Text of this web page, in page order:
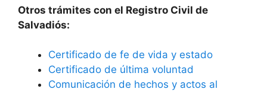
Otros trámites con el Registro Civil de
Salvadiós:
Certificado de fe de vida y estado
Certificado de última voluntad
Comunicación de hechos y actos al